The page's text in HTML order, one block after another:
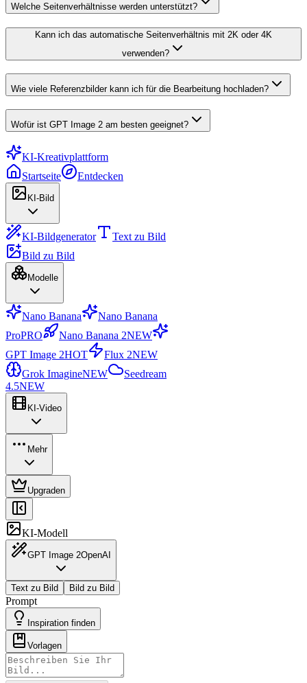
Welche Seitenverhältnisse werden unterstützt?
Kann ich das automatische Seitenverhältnis mit 2K oder 4K
verwenden?
Wie viele Referenzbilder kann ich für die Bearbeitung hochladen?
Wofür ist GPT Image 2 am besten geeignet?
KI-Kreativplattform
Startseite
Entdecken
KI-Bild
KI-Bildgenerator
Text zu Bild
Bild zu Bild
Modelle
Nano Banana
Nano Banana
ProPRO Nano Banana 2NEW
GPT Image 2HOT Flux 2NEW
Grok ImagineNEW
Seedream
4.5NEW
KI-Video
Mehr
Upgraden
KI-Modell
GPT Image 2OpenAI
Text zu Bild Bild zu Bild
Prompt
Inspiration finden
Vorlagen